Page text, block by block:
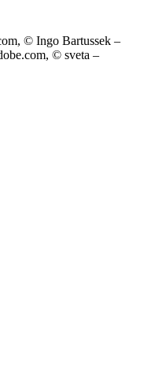
© Ingo Bartussek –
© sveta –